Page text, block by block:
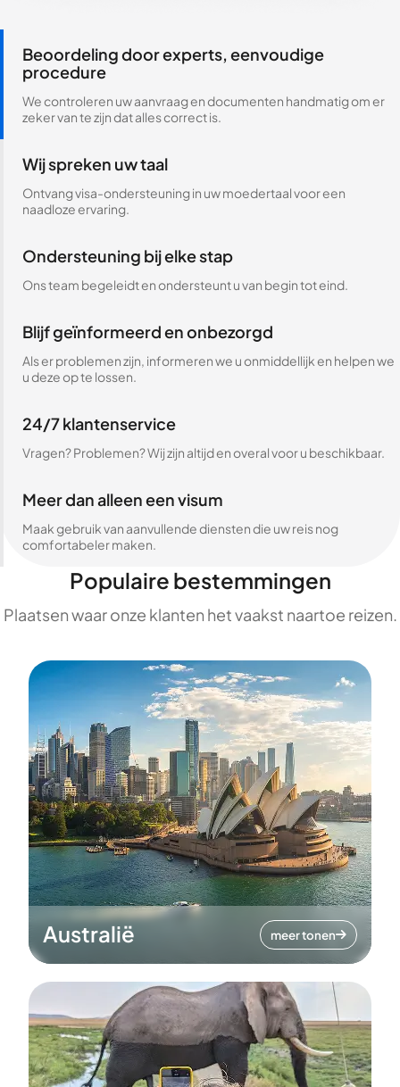
Beoordeling door experts, eenvoudige
procedure
We controleren uw aanvraag en documenten handmatig om er
zeker van te zijn dat alles correct is.
Wij spreken uw taal
Ontvang visa-ondersteuning in uw moedertaal voor een
naadloze ervaring.
Ondersteuning bij elke stap
Ons team begeleidt en ondersteunt u van begin tot eind.
Blijf geïnformeerd en onbezorgd
Als er problemen zijn, informeren we u onmiddellijk en helpen we
u deze op te lossen.
24/7 klantenservice
Vragen? Problemen? Wij zijn altijd en overal voor u beschikbaar.
Meer dan alleen een visum
Maak gebruik van aanvullende diensten die uw reis nog
comfortabeler maken.
Populaire bestemmingen
Plaatsen waar onze klanten het vaakst naartoe reizen.
Australië meer tonen